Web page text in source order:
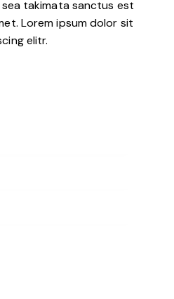
takimata sanctus est
Lorem ipsum dolor sit
elitr.